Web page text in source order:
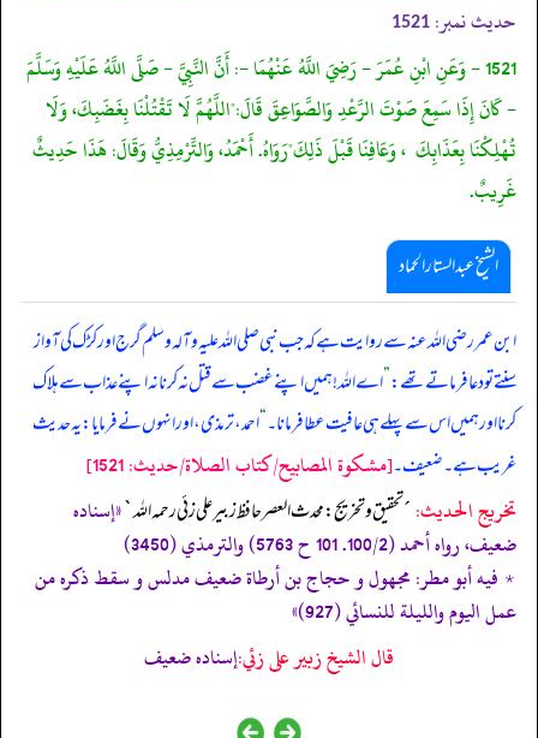
حدیث نمبر: 1521
1521 - وَعَنِ ابْنِ عُمَرَ - رَضِيَ اللَّهُ عَنْهُمَا -: أَنَّ النَّبِيَّ - صَلَّى اللَّهُ عَلَيْهِ وَسَلَّمَ
- كَانَ إِذَا سَمِعَ صَوْتَ الرَّعْدِ وَالصَّوَاعِقَ قَالَ:"اللَّهُمَّ لَا تَقْتُلْنَا بِغَضَبِكَ، وَلَا
تُهْلِكْنَا بِعَذَابِكَ ، وَعَافِنَا قَبْلَ ذَلِكَ"رَوَاهُ. أَحْمَدُ، وَالتِّرْمِذِيُّ وَقَالَ: هَذَا حَدِيثٌ
غَرِيبٌ.
الشیخ عبدالستار الحماد
ابن عمر رضی اللہ عنہ سے روایت ہے کہ جب نبی صلی ‌اللہ ‌علیہ ‌وآلہ ‌وسلم گرج اور کڑک کی آواز
سنتے تو دعا فرماتے تھے:”اے اللہ! ہمیں اپنے غضب سے قتل نہ کرنا نہ اپنے عذاب سے ہلاک
کرنا اور ہمیں اس سے پہلے ہی عافیت عطا فرمانا۔“احمد، ترمذی، اور انہوں نے فرمایا: یہ حدیث
غریب ہے۔ ضعیف۔[مشكوة المصابيح/كتاب الصلاة/حدیث: 1521]
تخریج الحدیث: ´تحقيق و تخريج: محدث العصر حافظ زبير على زئي رحمه الله`«إسناده
ضعيف، رواه أحمد (100/2. 101 ح 5763) والترمذي (3450)
٭ فيه أبو مطر: مجھول و حجاج بن أرطاة ضعيف مدلس و سقط ذکره من
عمل اليوم والليلة للنسائي (927)»
قال الشيخ زبير على زئي:إسناده ضعيف